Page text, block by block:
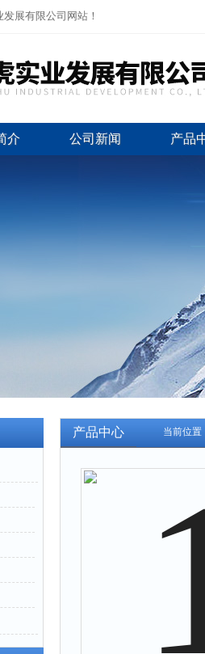
展有限公司网站！
介 公司新闻 产品
当前位置
产品中心